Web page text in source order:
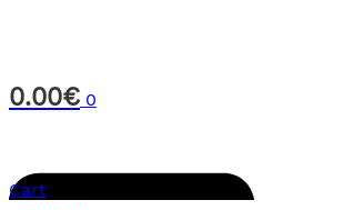
0.00€ 0
Cart